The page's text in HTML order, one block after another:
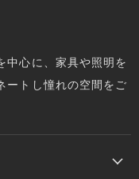
中心に、家具や照明を
ートし憧れの空間をご